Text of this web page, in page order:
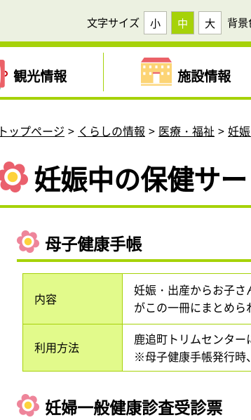
文字サイズ 小 中 大 背
観光情報 施設情報
トップページ くらしの情報 医療・福祉 妊
妊娠中の保健サ
母子健康手帳
内容
妊娠・出産からお子
がこの一冊にまとめら
利用方法
鹿追町トリムセンター
※母子健康手帳発行時
妊婦一般健康診査受診票